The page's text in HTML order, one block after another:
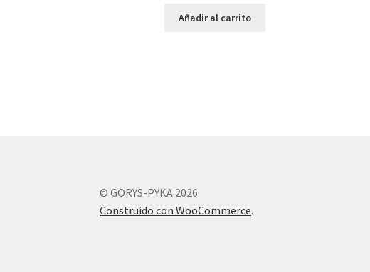
Añadir al carrito
© GORYS-PYKA 2026
Construido con WooCommerce.